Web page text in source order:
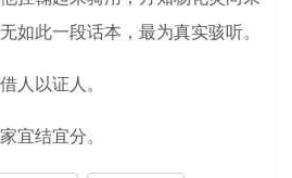
如此一段话本，最为真实骇听。
以证人。
结宜分。